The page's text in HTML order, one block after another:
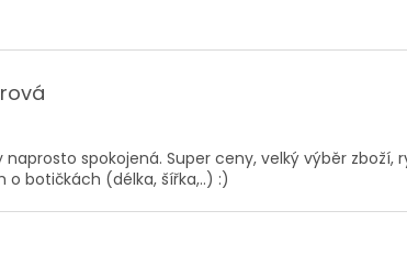
je 5 z 5 hvězdiček.
spokojená. Super ceny, velký výběr zboží,
botičkách (délka, šířka,..) :)